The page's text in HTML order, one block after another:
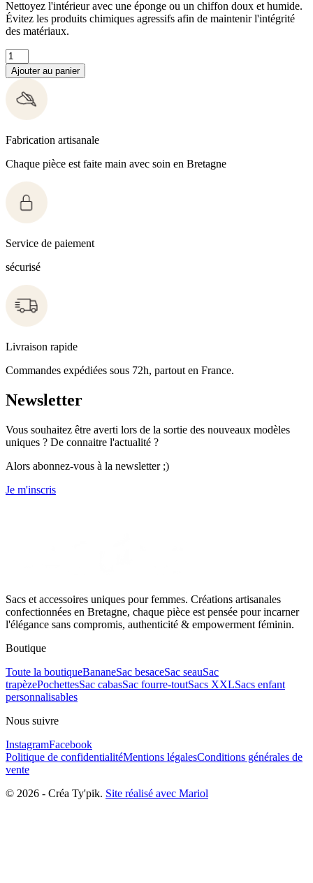
Nettoyez l'intérieur avec une éponge ou un chiffon doux et humide.
Évitez les produits chimiques agressifs afin de maintenir l'intégrité
des matériaux.
Ajouter au panier
Fabrication artisanale
Chaque pièce est faite main avec soin en Bretagne
Service de paiement
sécurisé
Livraison rapide
Commandes expédiées sous 72h, partout en France.
Newsletter
Vous souhaitez être averti lors de la sortie des nouveaux modèles
uniques ? De connaitre l'actualité ?
Alors abonnez-vous à la newsletter ;)
Je m'inscris
Sacs et accessoires uniques pour femmes. Créations artisanales
confectionnées en Bretagne, chaque pièce est pensée pour incarner
l'élégance sans compromis, authenticité & empowerment féminin.
Boutique
Toute la boutiqueBananeSac besaceSac seauSac
trapèzePochettesSac cabasSac fourre-toutSacs XXLSacs enfant
personnalisables
Nous suivre
InstagramFacebook
Politique de confidentialitéMentions légalesConditions générales de
vente
© 2026 - Créa Ty'pik. Site réalisé avec Mariol